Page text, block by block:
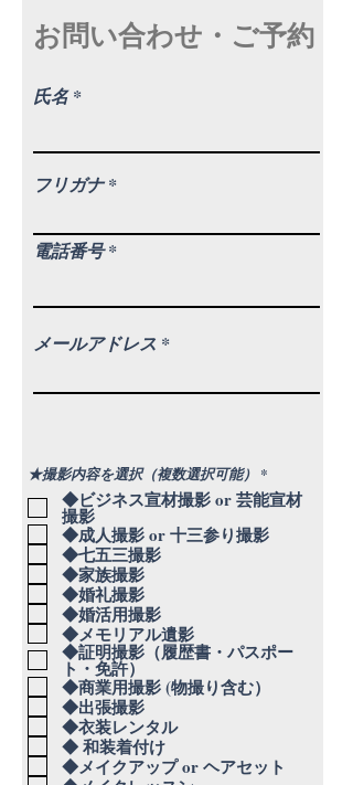
お問い合わせ・ご予約
氏名
フリガナ
電話番号
メールアドレス
★撮影内容を選択（複数選択可能） *
須
項
◆ビジネス宣材撮影 or 芸能宣材
撮影
◆成人撮影 or 十三参り撮影
◆七五三撮影
◆家族撮影
◆婚礼撮影
◆婚活用撮影
◆メモリアル遺影
◆証明撮影（履歴書・パスポー
ト・免許）
◆商業用撮影 (物撮り含む）
◆出張撮影
◆衣装レンタル
◆ 和装着付け
◆メイクアップ or ヘアセット